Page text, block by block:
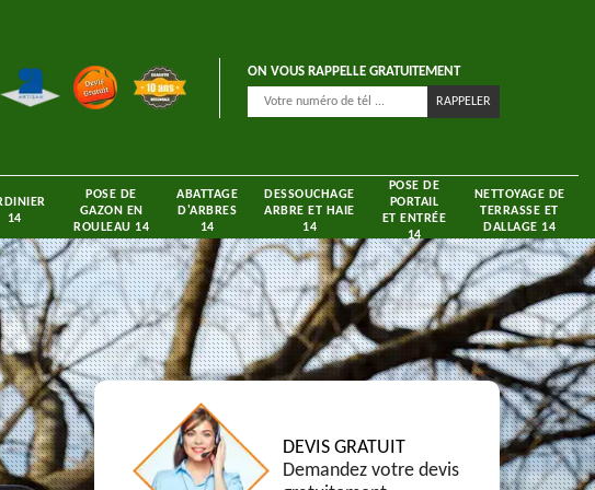
ON VOUS RAPPELLE GRATUITEMENT
14
POSE DE
GAZON EN
ROULEAU 14
ABATTAGE
D'ARBRES
14
DESSOUCHAGE
ARBRE ET HAIE
14
POSE DE
PORTAIL
ET ENTRÉE
14
NETTOYAGE DE
TERRASSE ET
DALLAGE 14
DEVIS GRATUIT
Demandez votre devis